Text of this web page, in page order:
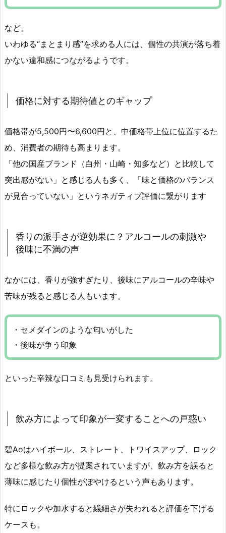
など。
いわゆる“まとまり感”を求める人には、個性の共演が落ち着
かない違和感につながるようです。
価格に対する期待値とのギャップ
価格帯が5,500円〜6,600円と、中価格帯上位に位置するた
め、消費者の期待も高まります。
「他の国産ブランド（白州・山崎・知多など）と比較して
突出感がない」と感じる人も多く、「味と価格のバランス
が見合っていない」というネガティブ評価に繋がります
香りの派手さが逆効果に？アルコールの刺激や
後味に不満の声
なかには、香りが強すぎたり、後味にアルコールの辛味や
苦味が残ると感じる人もいます。
・セメダインのような匂いがした
・後味が争う印象
といった辛辣な口コミも見受けられます。
飲み方によって印象が一変することへの戸惑い
碧Aoはハイボール、ストレート、トワイスアップ、ロック
など多様な飲み方が提案されていますが、飲み方を誤ると
薄味に感じたり個性がぼやけるという声もあります。
特にロックや加水すると繊細さが失われると評価を下げる
ケースも。